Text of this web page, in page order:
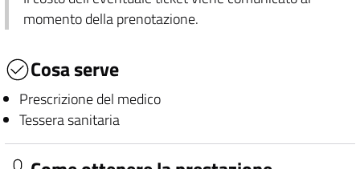
momento della prenotazione.
Cosa serve
Prescrizione del medico
Tessera sanitaria